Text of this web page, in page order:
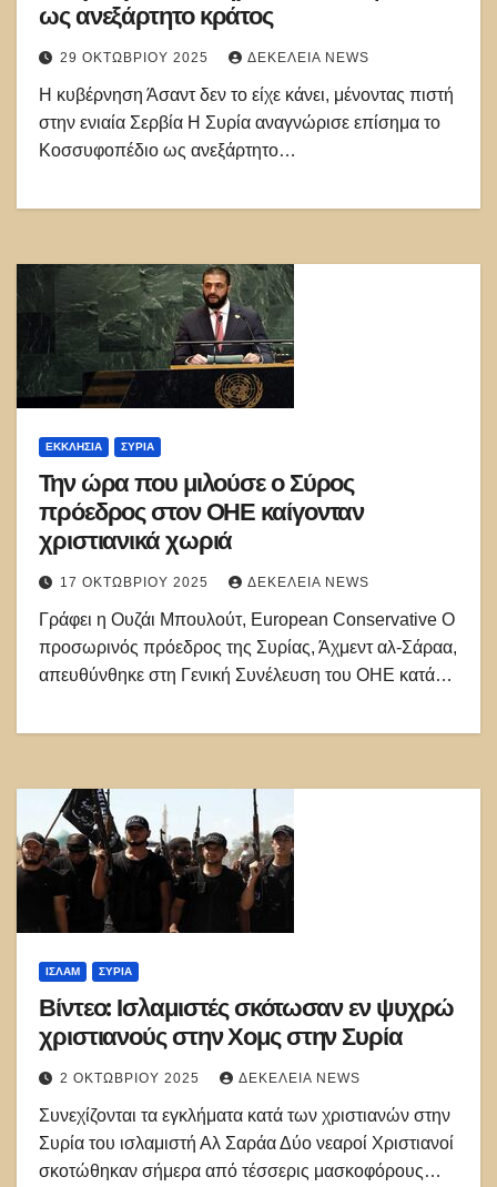
ως ανεξάρτητο κράτος
29 ΟΚΤΩΒΡΊΟΥ 2025 ΔΕΚΈΛΕΙΑ NEWS
Η κυβέρνηση Άσαντ δεν το είχε κάνει, μένοντας πιστή
στην ενιαία Σερβία Η Συρία αναγνώρισε επίσημα το
Κοσσυφοπέδιο ως ανεξάρτητο…
ΕΚΚΛΗΣΊΑ ΣΥΡΊΑ
Την ώρα που μιλούσε ο Σύρος
πρόεδρος στον ΟΗΕ καίγονταν
χριστιανικά χωριά
17 ΟΚΤΩΒΡΊΟΥ 2025 ΔΕΚΈΛΕΙΑ NEWS
Γράφει η Ουζάι Μπουλούτ, European Conservative Ο
προσωρινός πρόεδρος της Συρίας, Άχμεντ αλ-Σάραα,
απευθύνθηκε στη Γενική Συνέλευση του ΟΗΕ κατά…
ΙΣΛΑΜ ΣΥΡΊΑ
Βίντεο: Ισλαμιστές σκότωσαν εν ψυχρώ
χριστιανούς στην Χομς στην Συρία
2 ΟΚΤΩΒΡΊΟΥ 2025 ΔΕΚΈΛΕΙΑ NEWS
Συνεχίζονται τα εγκλήματα κατά των χριστιανών στην
Συρία του ισλαμιστή Αλ Σαράα Δύο νεαροί Χριστιανοί
σκοτώθηκαν σήμερα από τέσσερις μασκοφόρους…